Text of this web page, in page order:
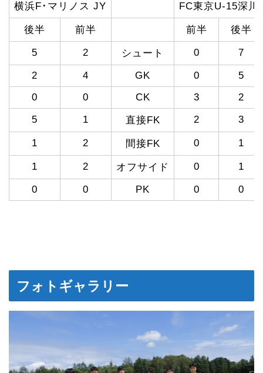
横浜F･マリノス JY FC東京U-15深川
後半 前半 前半 後半
5 2 シュート 0 7
2 4 GK 0
5
0
0 CK 3
2
5
1 直接FK 2 3
1 2 間接FK 0 1
1 2 オフサイド 0 1
0 0 PK 0 0
フォトギャラリー